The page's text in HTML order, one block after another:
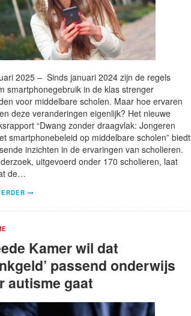
2025 – Sinds januari 2024 zijn de regels
smartphonegebruik in de klas strenger
voor middelbare scholen. Maar hoe ervaren
deze veranderingen eigenlijk? Het nieuwe
“Dwang zonder draagvlak: Jongeren
smartphonebeleid op middelbare scholen” biedt
inzichten in de ervaringen van scholieren.
uitgevoerd onder 170 scholieren, laat
de…
Kamer wil dat
passend onderwijs
autisme gaat